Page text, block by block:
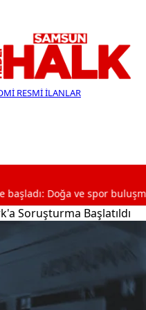
RESMİ İLANLAR
ve spor buluşması başladı
Soruşturma Başlatıldı